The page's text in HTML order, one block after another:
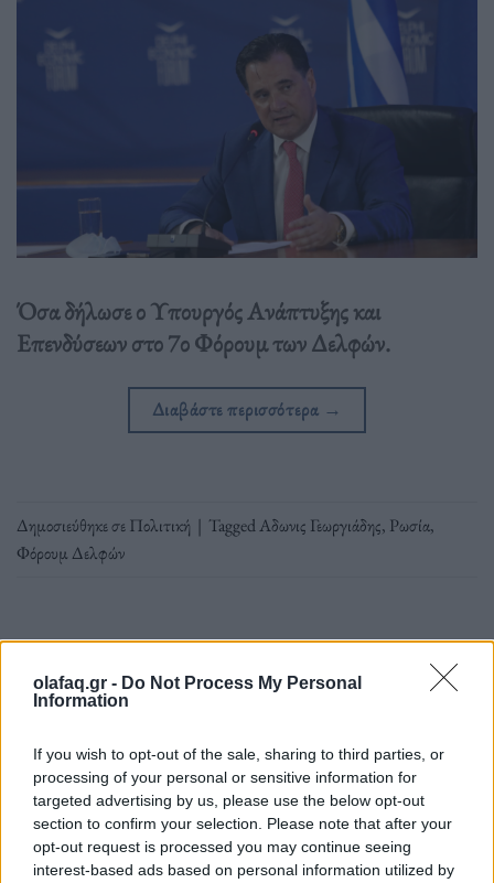
olafaq.gr - Do Not Process My Personal
Information
If you wish to opt-out of the sale, sharing to third parties, or
processing of your personal or sensitive information for
targeted advertising by us, please use the below opt-out
section to confirm your selection. Please note that after your
opt-out request is processed you may continue seeing
interest-based ads based on personal information utilized by
Όσα δήλωσε ο Υπουργός Ανάπτυξης και
Επενδύσεων στο 7ο Φόρουμ των Δελφών.
Διαβάστε περισσότερα →
Δημοσιεύθηκε σεΠολιτική | TaggedΑδωνις Γεωργιάδης, Ρωσία,
Φόρουμ Δελφών
Εφημερίδα
7ο Φόρουμ Δελφών: «Το timing για την Ελλάδα παραμένει
θετικό» κατά τον επικεφαλής της BC Partners Ν.
Σταθόπουλο